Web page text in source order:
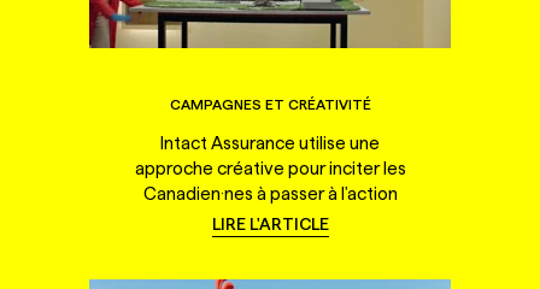
CAMPAGNES ET CRÉATIVITÉ
Intact Assurance utilise une
approche créative pour inciter les
Canadien·nes à passer à l'action
LIRE L'ARTICLE